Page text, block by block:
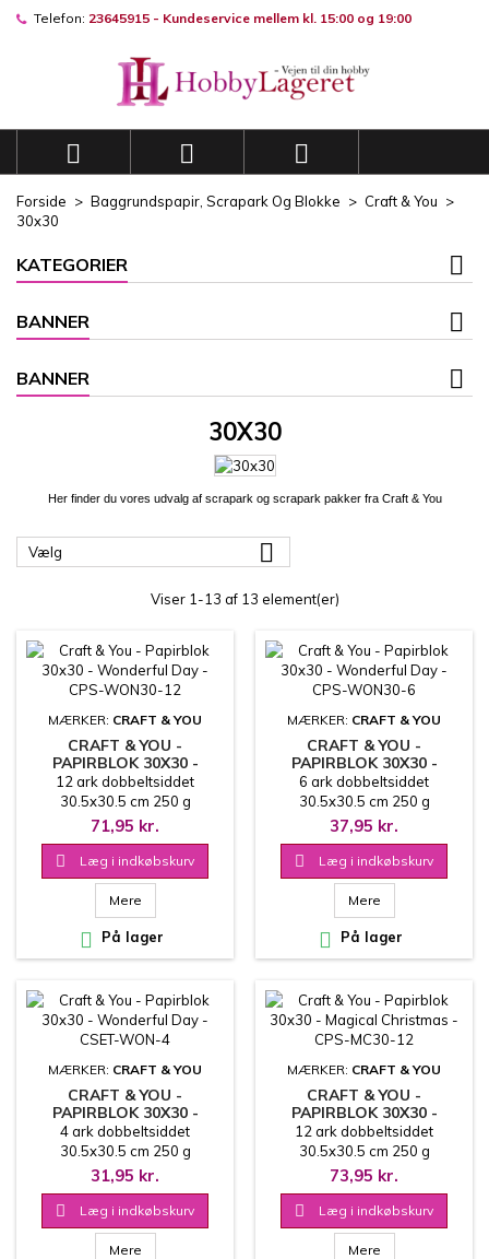
Telefon: 23645915 - Kundeservice mellem kl. 15:00 og 19:00
  
Forside Baggrundspapir, Scrapark Og Blokke
Craft & You
30x30
KATEGORIER
BANNER
BANNER
30X30
Her finder du vores udvalg af scrapark og scrapark pakker fra Craft & You
Vælg 
Viser 1-13 af 13 element(er)
MÆRKER: CRAFT & YOU
CRAFT & YOU -
PAPIRBLOK 30X30 -
WONDERFUL DAY - CPS-
WON30-12
12 ark dobbeltsiddet
30.5x30.5 cm 250 g
71,95 kr.
 Læg i indkøbskurv
Mere
 På lager
MÆRKER: CRAFT & YOU
CRAFT & YOU -
PAPIRBLOK 30X30 -
WONDERFUL DAY - CPS-
WON30-6
6 ark dobbeltsiddet
30.5x30.5 cm 250 g
37,95 kr.
 Læg i indkøbskurv
Mere
 På lager
MÆRKER: CRAFT & YOU
CRAFT & YOU -
PAPIRBLOK 30X30 -
WONDERFUL DAY -
CSET-WON-4
4 ark dobbeltsiddet
30.5x30.5 cm 250 g
31,95 kr.
 Læg i indkøbskurv
Mere
MÆRKER: CRAFT & YOU
CRAFT & YOU -
PAPIRBLOK 30X30 -
MAGICAL CHRISTMAS -
CPS-MC30-12
12 ark dobbeltsiddet
30.5x30.5 cm 250 g
73,95 kr.
 Læg i indkøbskurv
Mere
Opret en ny liste
((confirmMessage))
((cancelText)) ((modalDeleteText))
((cancelText))
Du skal være logget på for at gemme produkter på din